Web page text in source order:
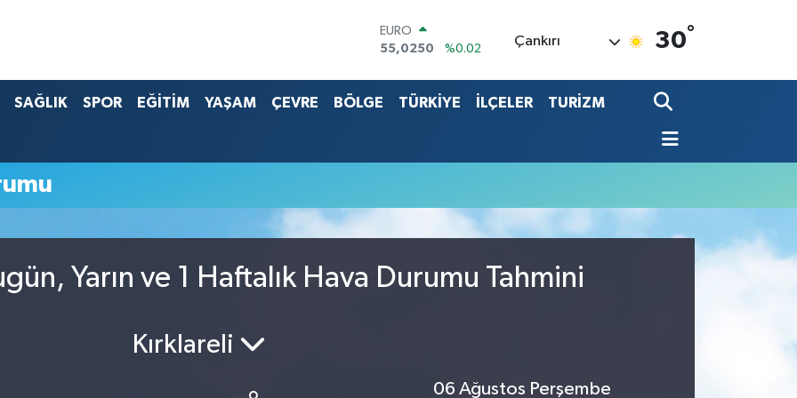
STERLİN
64,2398
%0.2
BİST100
EURO
Çankırı 30°
SAĞLIK SPOR EĞİTİM YAŞAM ÇEVRE BÖLGE TÜRKİYE İLÇELER TURİZM
Yarın ve 1 Haftalık Hava Durumu Tahmini
Kırklareli
06 Ağustos Perşembe